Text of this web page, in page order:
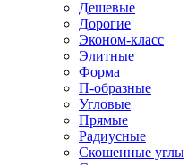
Дешевые
Дорогие
Эконом-класс
Элитные
Форма
П-образные
Угловые
Прямые
Радиусные
Скошенные углы